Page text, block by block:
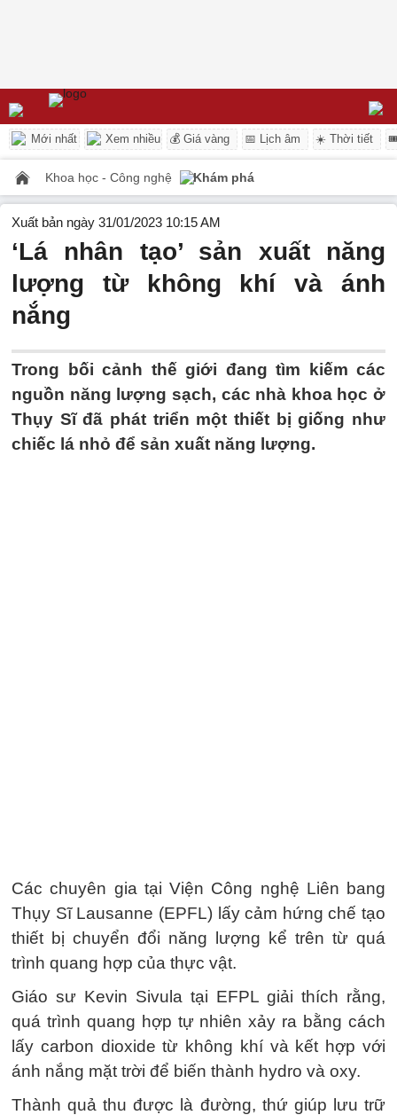
Mới nhất Xem nhiều 💰 Giá vàng 📅 Lịch âm ☀️ Thời tiết
Khoa học - Công nghệ Khám phá
Xuất bản ngày 31/01/2023 10:15 AM
‘Lá nhân tạo’ sản xuất năng
lượng từ không khí và ánh
nắng
Trong bối cảnh thế giới đang tìm kiếm các
nguồn năng lượng sạch, các nhà khoa học ở
Thụy Sĩ đã phát triển một thiết bị giống như
chiếc lá nhỏ để sản xuất năng lượng.
Các chuyên gia tại Viện Công nghệ Liên bang
Thụy Sĩ Lausanne (EPFL) lấy cảm hứng chế tạo
thiết bị chuyển đổi năng lượng kể trên từ quá
trình quang hợp của thực vật.
Giáo sư Kevin Sivula tại EFPL giải thích rằng,
quá trình quang hợp tự nhiên xảy ra bằng cách
lấy carbon dioxide từ không khí và kết hợp với
ánh nắng mặt trời để biến thành hydro và oxy.
Thành quả thu được là đường, thứ giúp lưu trữ